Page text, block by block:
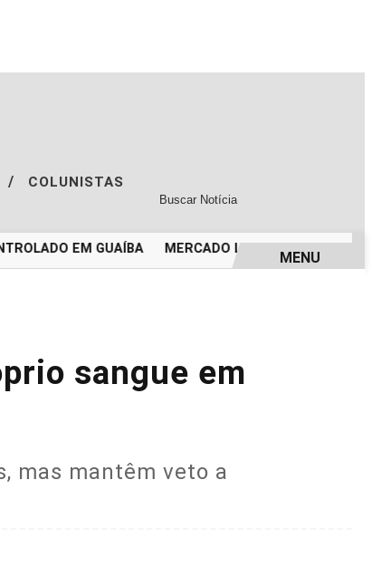
/ COLUNISTAS
EM GUAÍBA MERCADO LIVRE ABRE CADASTRO
MENU
sangue em
mas mantêm veto a